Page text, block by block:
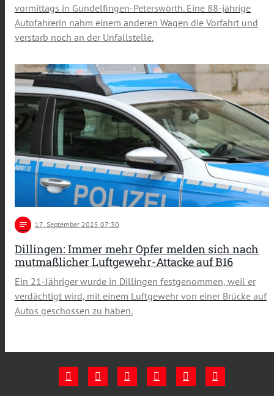
vormittags in Gundelfingen-Peterswörth. Eine 88-jährige
Autofahrerin nahm einem anderen Wagen die Vorfahrt und
verstarb noch an der Unfallstelle.
notes 17. September 2025 07:30
Dillingen: Immer mehr Opfer melden sich nach
mutmaßlicher Luftgewehr-Attacke auf B16
Ein 21-Jähriger wurde in Dillingen festgenommen, weil er
verdächtigt wird, mit einem Luftgewehr von einer Brücke auf
Autos geschossen zu haben.